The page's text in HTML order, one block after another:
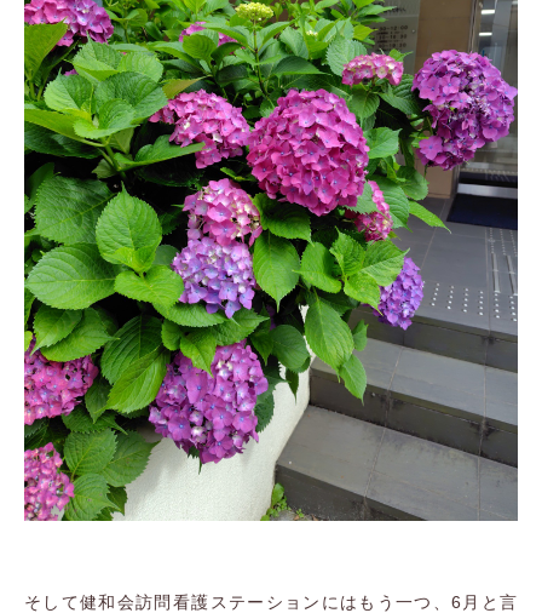
そして健和会訪問看護ステーションにはもう一つ、6月と言